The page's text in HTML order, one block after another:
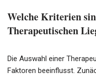
Welche Kriterien
Therapeutischen
Die Auswahl einer
Faktoren beeinflusst.